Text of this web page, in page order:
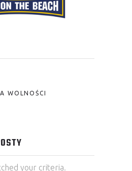
WOLNOŚCI
your criteria.